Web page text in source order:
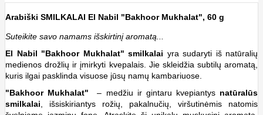
Arabiški SMILKALAI El Nabil "Bakhoor Mukhalat", 60 g
Suteikite savo namams išskirtinį aromatą...
El Nabil "Bakhoor Mukhalat" smilkalai yra sudaryti iš natūralių
medienos drožlių ir įmirkyti kvepalais. Jie skleidžia subtilų aromatą,
kuris ilgai pasklinda visuose jūsų namų kambariuose.
"Bakhoor Mukhalat" – medžiu ir gintaru kvepiantys natūralūs
smilkalai , išsiskiriantys rožių, pakalnučių, viršutinėmis natomis